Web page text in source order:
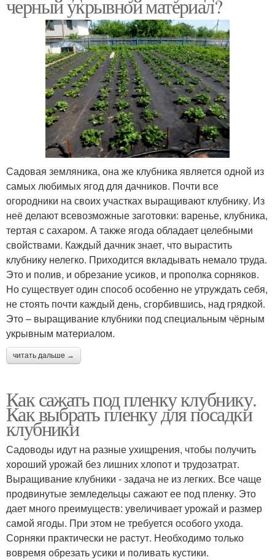
черный укрывной материал?
Садовая земляника, она же клубника является одной из
самых любимых ягод для дачников. Почти все
огородники на своих участках выращивают клубнику. Из
неё делают всевозможные заготовки: варенье, клубника,
тертая с сахаром. А также ягода обладает целебными
свойствами. Каждый дачник знает, что вырастить
клубнику нелегко. Приходится вкладывать немало труда.
Это и полив, и обрезание усиков, и прополка сорняков.
Но существует один способ особенно не утруждать себя,
не стоять почти каждый день, сгорбившись, над грядкой.
Это – выращивание клубники под специальным чёрным
укрывным материалом.
читать дальше →
Как сажать под пленку клубнику.
Как выбрать пленку для посадки
клубники
Садоводы идут на разные ухищрения, чтобы получить
хороший урожай без лишних хлопот и трудозатрат.
Выращивание клубники - задача не из легких. Все чаще
продвинутые земледельцы сажают ее под пленку. Это
дает много преимуществ: увеличивает урожай и размер
самой ягоды. При этом не требуется особого ухода.
Сорняки практически не растут. Необходимо только
вовремя обрезать усики и поливать кустики.